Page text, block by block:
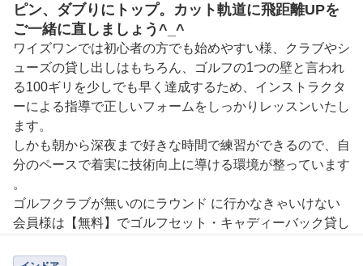
ピン、ダブりにトップ。カット軌道に飛距離UPを
ご一緒に直しましょう^_^
ワイズワンでは初心者の方でも始めやすい様、クラブやシ
ューズの貸し出しはもちろん、ゴルフの1つの壁と言われ
る100ギリを少しでも早く達成するため、インストラクタ
ーによる指導で正しいフォームをしっかりレッスンいたし
ます。
しかも朝から深夜まで好きな時間で練習ができるので、自
分のペースで着実に技術向上に導ける環境が整っています
。
ゴルフクラブが無いのにラウンド に行かなきゃいけない
会員様は【無料】でゴルフセット・キャディーバック貸し
(数に限りがございますのでご了承ください)